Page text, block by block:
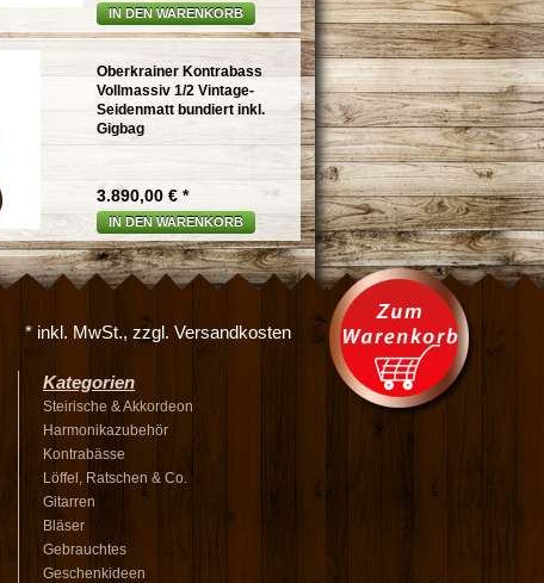
IN DEN WARENKORB
Oberkrainer Kontrabass
Vollmassiv 1/2 Vintage-
Seidenmatt bundiert inkl.
Gigbag
3.890,00 € *
IN DEN WARENKORB
* inkl. MwSt., zzgl. Versandkosten
Kategorien
Steirische & Akkordeon
Harmonikazubehör
Kontrabässe
Löffel, Ratschen & Co.
Gitarren
Bläser
Gebrauchtes
Geschenkideen